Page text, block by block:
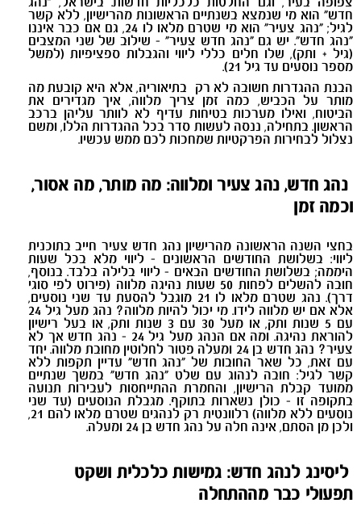
חדש" הוא מי שנמצא בשנתיים הראשונות מהרישיון, ללא קשר
לגיל; "נהג צעיר" הוא מי שטרם מלאו לו 24, גם אם כבר איננו
"נהג חדש". יש גם "נהג חדש צעיר" - שילוב של שני המצבים
(גיל + ותק), שלו חלים כללי ליווי והגבלות ספציפיות (למשל
מספר נוסעים עד גיל 21)‏.
הבנת ההגדרות חשובה לא רק בתיאוריה, אלא היא קובעת מה
מותר על הכביש, כמה זמן צריך מלווה, איך מגדירים את
הביטוח, ואילו מערכות בטיחות עדיף לא לוותר עליהן ברכב
הראשון. בתחילה, ננסה לעשות סדר בכל ההגדרות הללו, ומשם
נצלול לבחירות הפרקטיות שמחכות לכם ממש עכשיו.
נהג חדש, נהג צעיר ומלווה: מה מותר, מה אסור,
וכמה זמן
בחצי השנה הראשונה מהרישיון נהג חדש צעיר חייב בתוכנית
ליווי: בשלושת החודשים הראשונים - ליווי מלא בכל שעות
היממה; בשלושת החודשים הבאים - ליווי בלילה בלבד. בנוסף,
חובה להשלים לפחות 50 שעות נהיגה מלוּוה (פירוט לפי סוגי
דרך). נהג שטרם מלאו לו 21 מוגבל להסעת עד שני נוסעים,
אלא אם יש מלווה לידו. מי יכול להיות מלווה? נהג מעל גיל 24
עם 5 שנות ותק, או מעל 30 עם 3 שנות ותק, או בעל רישיון
להוראת נהיגה. ומה אם הנהג מעל גיל 24 - נהג חדש אך לא
צעיר? נהג חדש בן 24 ומעלה פטור לחלוטין מחובת מלווה. יחד
עם זאת, כל שאר החובות של "נהג חדש" עדיין תקפות ללא
קשר לגיל: חובה לנהוג עם שלט "נהג חדש" במשך שנתיים
ממועד קבלת הרישיון, והחמרת ההתייחסות לעבירות תנועה
בתקופה זו - כולן נשארות בתוקף. מגבלת הנוסעים (עד שני
נוסעים ללא מלווה) רלוונטית רק לנהגים שטרם מלאו להם 21,
ולכן מן הסתם, אינה חלה על נהג חדש בן 24 ומעלה.
ליסינג לנהג חדש: גמישות כלכלית ושקט
תפעולי כבר מההתחלה